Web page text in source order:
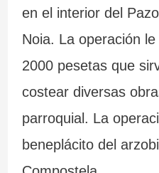
en el interior del
Noia. La operación
2000 pesetas que
costear diversas
parroquial. La
beneplácito del